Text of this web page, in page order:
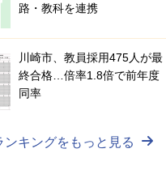
路・教科を連携
川崎市、教員採用475人が最
終合格…倍率1.8倍で前年度
同率
ンキングをもっと見る